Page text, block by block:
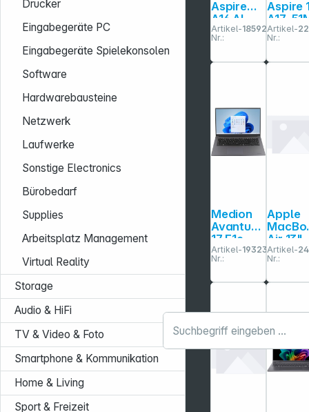
Drucker
Eingabegeräte PC
Eingabegeräte Spielekonsolen
Software
Hardwarebausteine
Netzwerk
Laufwerke
Sonstige Electronics
Bürobedarf
Supplies
Arbeitsplatz Management
Virtual Reality
Storage
Audio & HiFi
TV & Video & Foto
Smartphone & Kommunikation
Home & Living
Sport & Freizeit
Aspire
A16 AI
Noteboo
k steel
gray
(A16-
Artikel-
Nr.:
185924
Aspire
A17-
55NU
43,9cm
16GB
Artikel-
Nr.:
Medion
Avantum
17 E1e
43,9cm
(17,3")
N100 4GB
128GB
Artikel-
Nr.:
193232
Apple
Air 13"
n M5
SSD
Artikel-
Nr.: